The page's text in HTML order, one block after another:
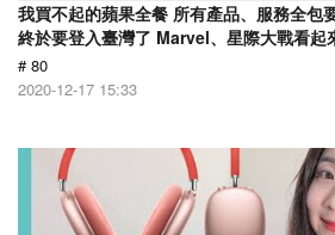
我買不起的蘋果全餐 所有產品、服務全包
終於要登入臺灣了 Marvel、星際大戰看起
# 80
2020-12-17 15:33